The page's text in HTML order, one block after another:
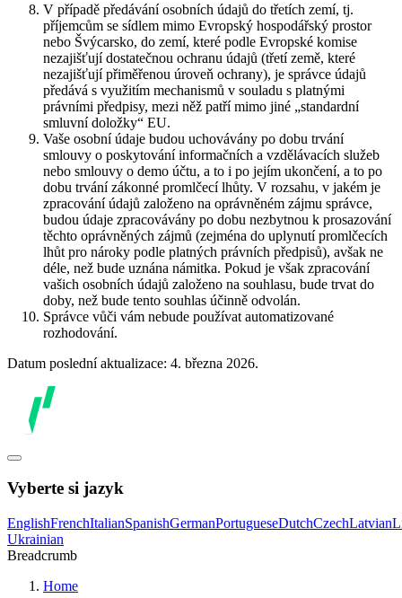
V případě předávání osobních údajů do třetích zemí, tj.
příjemcům se sídlem mimo Evropský hospodářský prostor
nebo Švýcarsko, do zemí, které podle Evropské komise
nezajišťují dostatečnou ochranu údajů (třetí země, které
nezajišťují přiměřenou úroveň ochrany), je správce údajů
předává s využitím mechanismů v souladu s platnými
právními předpisy, mezi něž patří mimo jiné „standardní
smluvní doložky“ EU.
Vaše osobní údaje budou uchovávány po dobu trvání
smlouvy o poskytování informačních a vzdělávacích služeb
nebo smlouvy o demo účtu, a to i po jejím ukončení, a to po
dobu trvání zákonné promlčecí lhůty. V rozsahu, v jakém je
zpracování údajů založeno na oprávněném zájmu správce,
budou údaje zpracovávány po dobu nezbytnou k prosazování
těchto oprávněných zájmů (zejména do uplynutí promlčecích
lhůt pro nároky podle platných právních předpisů), avšak ne
déle, než bude uznána námitka. Pokud je však zpracování
vašich osobních údajů založeno na souhlasu, bude trvat do
doby, než bude tento souhlas účinně odvolán.
Správce vůči vám nebude používat automatizované
rozhodování.
Datum poslední aktualizace: 4. března 2026.
Vyberte si jazyk
EnglishFrenchItalianSpanishGermanPortugueseDutchCzechLatvian
Ukrainian
Breadcrumb
Home